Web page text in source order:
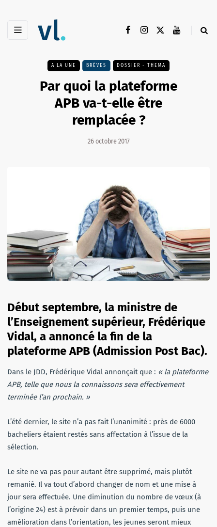
A LA UNE BRÈVES DOSSIER - THEMA
Par quoi la plateforme
APB va-t-elle être
remplacée ?
26 octobre 2017
Début septembre, la ministre de
l’Enseignement supérieur, Frédérique
Vidal, a annoncé la fin de la
plateforme APB (Admission Post Bac).
Dans le JDD, Frédérique Vidal annonçait que : « la plateforme
APB, telle que nous la connaissons sera effectivement
terminée l’an prochain. »
L’été dernier, le site n’a pas fait l’unanimité : près de 6000
bacheliers étaient restés sans affectation à l’issue de la
sélection.
Le site ne va pas pour autant être supprimé, mais plutôt
remanié. Il va tout d’abord changer de nom et une mise à
jour sera effectuée. Une diminution du nombre de vœux (à
l’origine 24) est à prévoir dans un premier temps, puis une
amélioration dans l’orientation, les jeunes seront mieux